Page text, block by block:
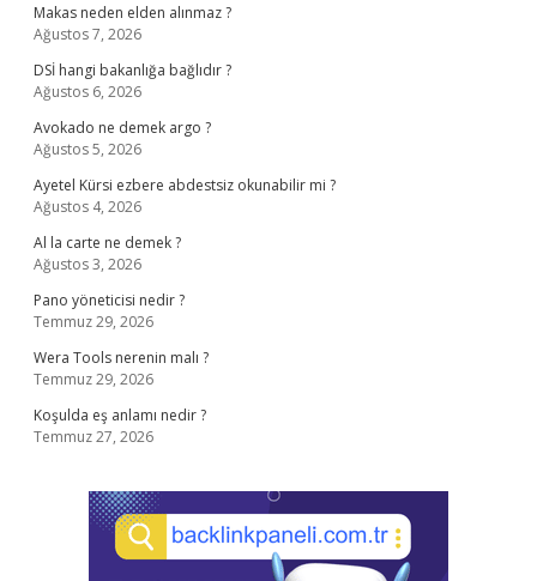
Makas neden elden alınmaz ?
Ağustos 7, 2026
DSİ hangi bakanlığa bağlıdır ?
Ağustos 6, 2026
Avokado ne demek argo ?
Ağustos 5, 2026
Ayetel Kürsi ezbere abdestsiz okunabilir mi ?
Ağustos 4, 2026
Al la carte ne demek ?
Ağustos 3, 2026
Pano yöneticisi nedir ?
Temmuz 29, 2026
Wera Tools nerenin malı ?
Temmuz 29, 2026
Koşulda eş anlamı nedir ?
Temmuz 27, 2026